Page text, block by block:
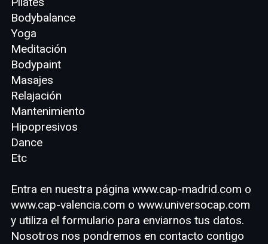
Bodybalance
Yoga
Meditación
Bodypaint
Masajes
Relajación
Mantenimiento
Hipopresivos
Dance
Etc
Entra en nuestra página www.cap-madrid.com o
www.cap-valencia.com o www.universocap.com
y utiliza el formulario para enviarnos tus datos.
Nosotros nos pondremos en contacto contigo